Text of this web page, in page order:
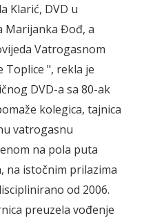
Klarić, DVD u
Marijanka Đođ, a
Vatrogasnom
Toplice ", rekla je
DVD-a sa 80-ak
kolegica, tajnica
vatrogasnu
na pola puta
na istočnim prilazima
od 2006.
preuzela vođenje